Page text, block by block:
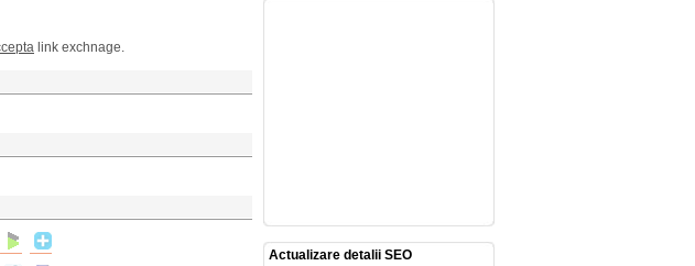
link exchnage.
Actualizare detalii SEO